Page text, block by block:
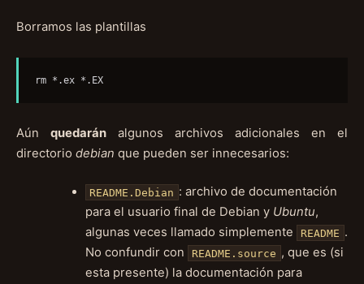
Borramos las plantillas
rm *.ex *.EX
Aún quedarán algunos archivos adicionales en el
directorio debian que pueden ser innecesarios:
README.Debian : archivo de documentación
para el usuario final de Debian y Ubuntu,
algunas veces llamado simplemente
README .
No confundir con
README.source , que es (si
esta presente) la documentación para